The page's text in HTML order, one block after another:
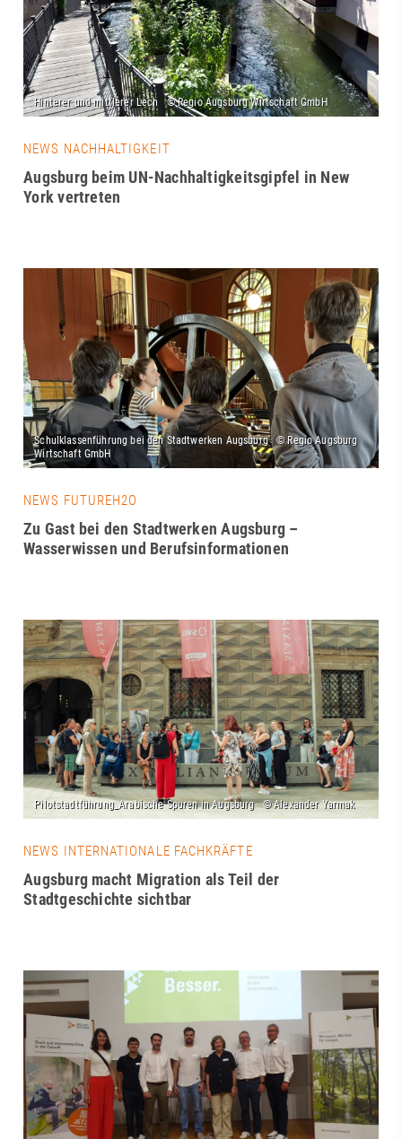
NEWS NACHHALTIGKEIT
Augsburg beim UN-Nachhaltigkeitsgipfel in New
York vertreten
NEWS FUTUREH2O
Zu Gast bei den Stadtwerken Augsburg –
Wasserwissen und Berufsinformationen
NEWS INTERNATIONALE FACHKRÄFTE
Augsburg macht Migration als Teil der
Stadtgeschichte sichtbar